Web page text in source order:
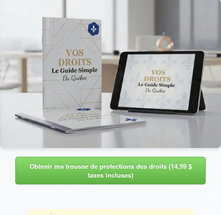
Obtenir ma trousse de protections des droits (14,99 $
taxes incluses)